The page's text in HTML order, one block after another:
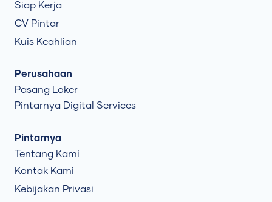
Siap Kerja
CV Pintar
Kuis Keahlian
Perusahaan
Pasang Loker
Pintarnya Digital Services
Pintarnya
Tentang Kami
Kontak Kami
Kebijakan Privasi